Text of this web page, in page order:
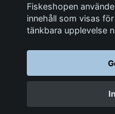
Sociala medier
© 2026
Fiskeshopen
innehåll som visas
tänkbara upplevelse